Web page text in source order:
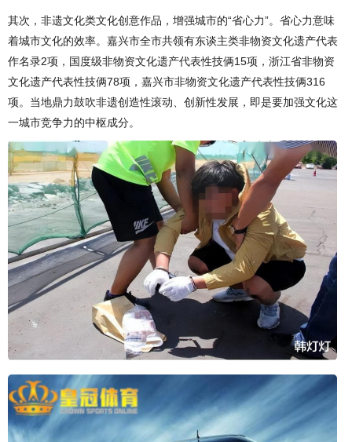
其次，非遗文化类文化创意作品，增强城市的“省心力”。省心力意味
着城市文化的效率。嘉兴市全市共领有东谈主类非物资文化遗产代表
作名录2项，国度级非物资文化遗产代表性技俩15项，浙江省非物资
文化遗产代表性技俩78项，嘉兴市非物资文化遗产代表性技俩316
项。当地鼎力鼓吹非遗创造性滚动、创新性发展，即是要加强文化这
一城市竞争力的中枢成分。